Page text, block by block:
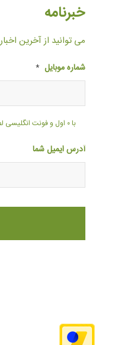
خبرنامه
می توانید از آخرین
شماره موبایل *
با ۰ اول و فونت انگلیسی لطفا!
آدرس ایمیل شما